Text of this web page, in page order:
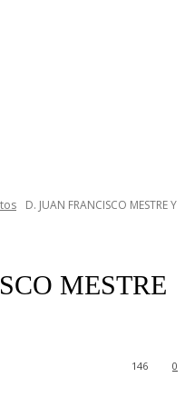
D. JUAN FRANCISCO MESTRE Y
MESTRE
0
146